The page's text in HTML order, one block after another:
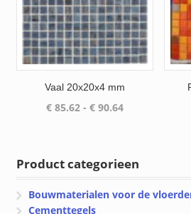
Vaal 20x20x4 mm
€85.62 - €90.64Prijsklasse:
Product categorieen
Bouwmaterialen voor de
Cementtegels